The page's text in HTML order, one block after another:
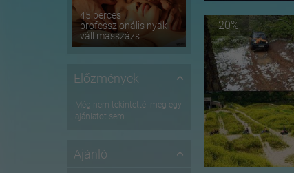
45 perces
professzionális nyak-
váll masszázs
Előzmények
Még nem tekintettél meg egy
ajánlatot sem
Ajánló
-20%